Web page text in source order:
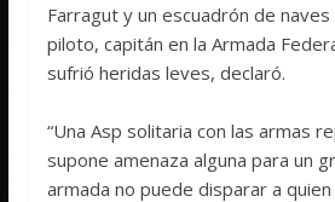
Farragut y un escuadrón de
piloto, capitán en la Armada
sufrió heridas leves, declaró.
“Una Asp solitaria con las armas
supone amenaza alguna para un
armada no puede disparar a